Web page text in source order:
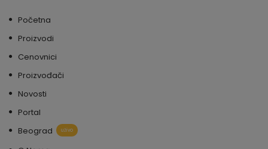
Početna
Proizvodi
Cenovnici
Proizvođači
Novosti
Portal
Beograd
uživo